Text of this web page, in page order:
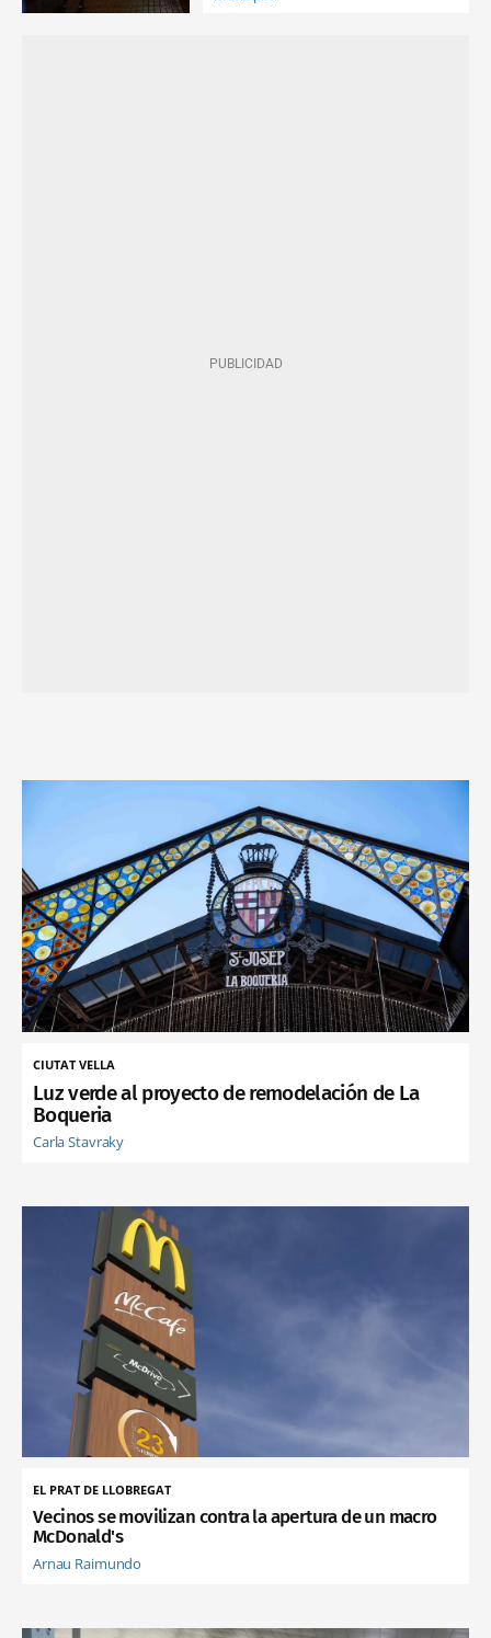
CIUTAT VELLA
Luz verde al proyecto de remodelación de La
Boqueria
Carla Stavraky
EL PRAT DE LLOBREGAT
Vecinos se movilizan contra la apertura de un macro
McDonald's
Arnau Raimundo